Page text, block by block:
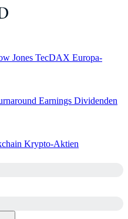
Jones TecDAX Europa-
Earnings Dividenden
Krypto-Aktien